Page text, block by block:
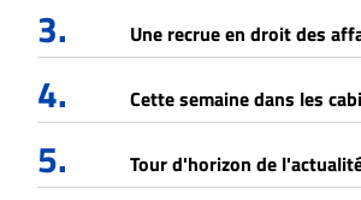
3. Une recrue en droit des
4. Cette semaine dans les
5. Tour d'horizon de